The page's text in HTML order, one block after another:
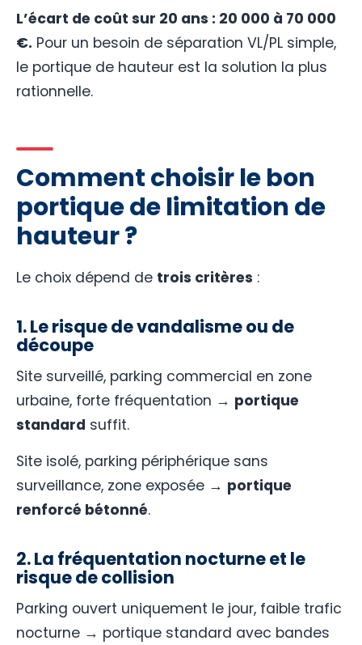
L’écart de coût sur 20 ans : 20 000 à 70 000
€. Pour un besoin de séparation VL/PL simple,
le portique de hauteur est la solution la plus
rationnelle.
Comment choisir le bon
portique de limitation de
hauteur ?
Le choix dépend de trois critères :
1. Le risque de vandalisme ou de
découpe
Site surveillé, parking commercial en zone
urbaine, forte fréquentation → portique
standard suffit.
Site isolé, parking périphérique sans
surveillance, zone exposée → portique
renforcé bétonné.
2. La fréquentation nocturne et le
risque de collision
Parking ouvert uniquement le jour, faible trafic
nocturne → portique standard avec bandes